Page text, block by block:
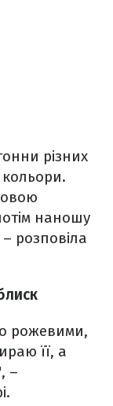
різних
кольори.
наношу
розповіла
рожевими,
її, а
–